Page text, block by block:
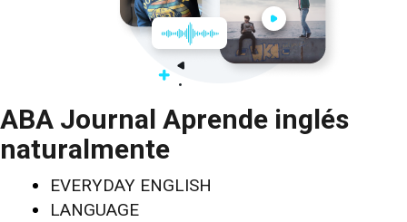
ABA Journal Aprende inglés
naturalmente
EVERYDAY ENGLISH
LANGUAGE